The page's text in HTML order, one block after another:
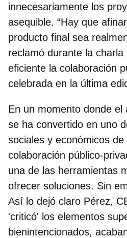
innecesariamente los
asequible. “Hay que
producto final sea
reclamó durante la
eficiente la colaboración
celebrada en la última
En un momento donde el
se ha convertido en uno
sociales y económicos
colaboración público-
una de las herramientas
ofrecer soluciones. Sin
Así lo dejó claro Pérez,
'criticó' los elementos
bienintencionados,